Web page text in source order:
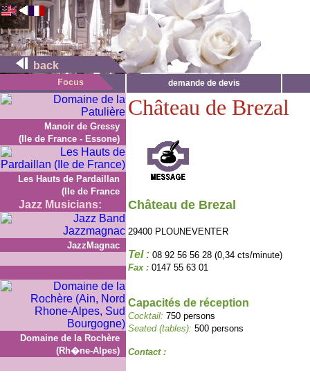
back
demande de devis
Manoir de Gressy
(Ile de France - Essone)
Les Hauts de Pardaillan
(Ile de France
Jazz Musicians:
JazzMagnac
Domaine de la Rochère
(Rh�ne-Alpes)
Château de Brezal
Château de Brezal
29400 PLOUNEVENTER
Tel : 08 92 56 56 28 (0,34 cts/minute)
Fax : 0147 55 63 01
Capacités de réception
Cocktail: 750 persons
Seated (tables): 500 persons
Contact :